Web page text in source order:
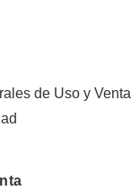
de Uso y Venta